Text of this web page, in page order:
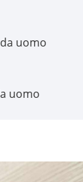
uomo
uomo